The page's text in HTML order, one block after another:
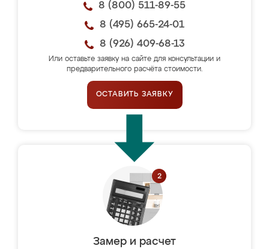
8 (800) 511-89-55
8 (495) 665-24-01
8 (926) 409-68-13
Или оставьте заявку на сайте для консультации и
предварительного расчёта стоимости.
ОСТАВИТЬ ЗАЯВКУ
Замер и расчет